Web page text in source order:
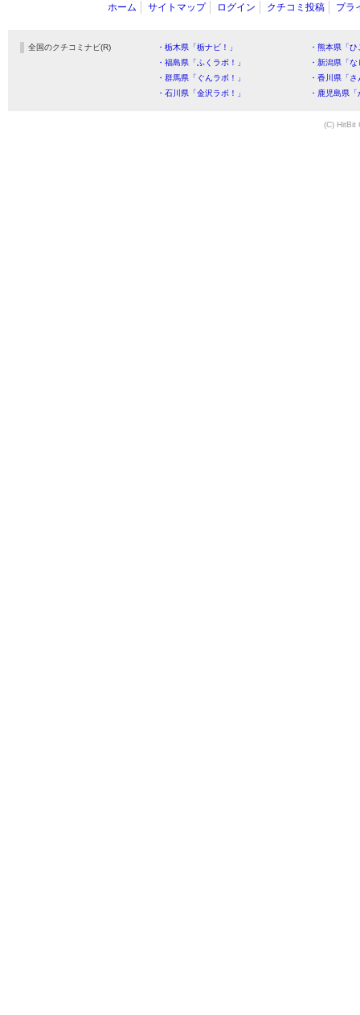
ホーム サイトマップ ログイン クチコミ投稿 プラ
全国のクチコミナビ(R) ・栃木県「栃ナビ！」
・熊本県「
・福島県「ふくラボ！」
・新潟県「
・群馬県「ぐんラボ！」
・香川県「
・石川県「金沢ラボ！」
・鹿児島県
(C) HitBit